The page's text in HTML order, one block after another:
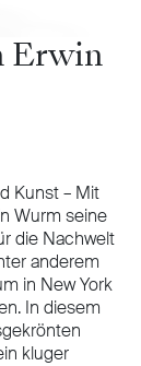
Erwin
Kunst – Mit
Wurm seine
die Nachwelt
anderem
in New York
In diesem
kluger